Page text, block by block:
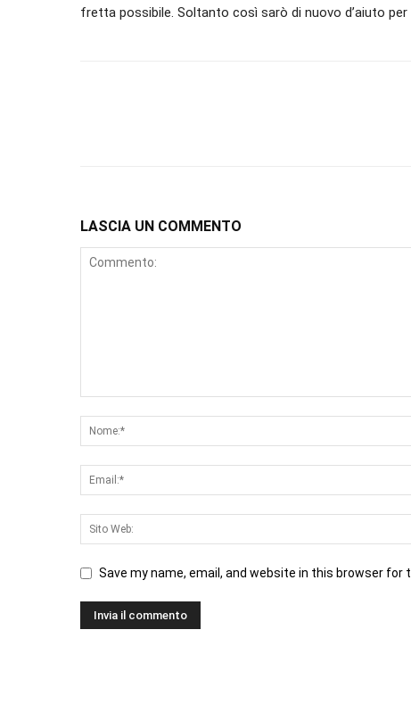
fretta possibile. Soltanto così sarò di nuovo d’aiuto per
LASCIA UN COMMENTO
Save my name, email, and website in this browser for